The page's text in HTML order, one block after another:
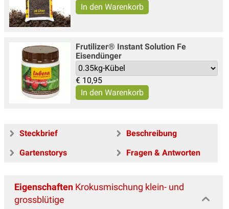
Frutilizer® Instant Solution Fe
Eisendünger
€ 10,95
Steckbrief
Beschreibung
Gartenstorys
Fragen & Antworten
Eigenschaften Krokusmischung klein- und
grossblütige